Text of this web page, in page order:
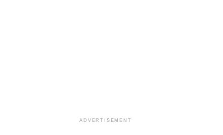
ADVERTISEMENT